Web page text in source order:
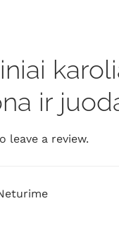
Apie Gintarą
Mūsų istorija
ir
leave a review.